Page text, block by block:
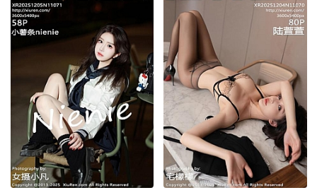
690MB]
日奈娇 – NO.126 实习女警[173P2V-3.24G]